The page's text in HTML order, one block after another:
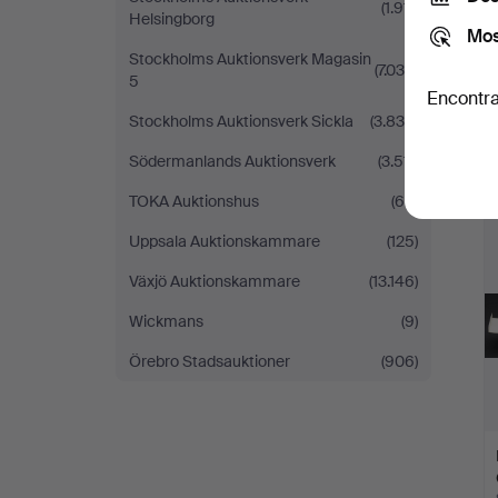
Helsingborg
(1.911)
Stockholms Auktionsverk Magasin
5
(7.034)
Stockholms Auktionsverk Sickla
(3.835)
Södermanlands Auktionsverk
(3.511)
TOKA Auktionshus
(68)
Uppsala Auktionskammare
(125)
Växjö Auktionskammare
(13.146)
Wickmans
(9)
Örebro Stadsauktioner
(906)